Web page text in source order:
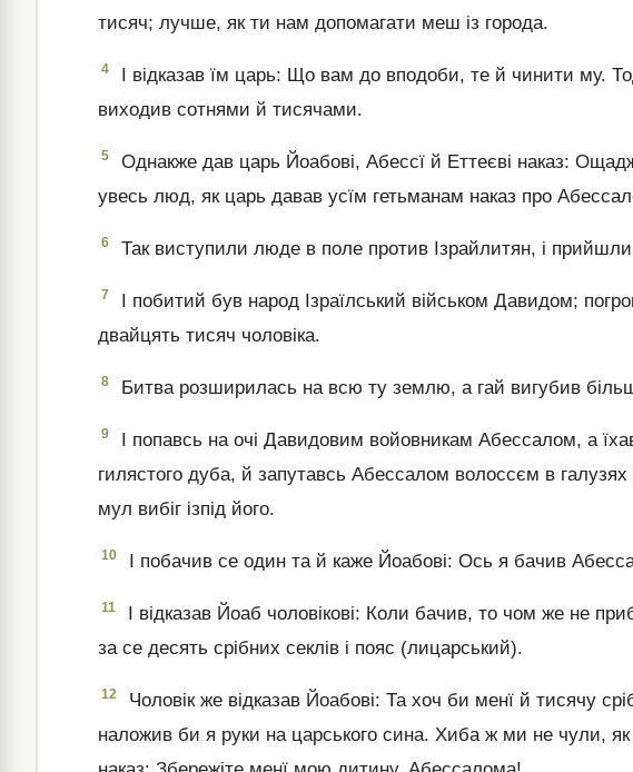
тисяч; лучше, як ти нам допомагати меш із города.
4
І відказав їм царь: Що вам до вподоби, те й чинити му.
виходив сотнями й тисячами.
5
Однакже дав царь Йоабові, Абессї й Еттеєві наказ:
увесь люд, як царь давав усїм гетьманам наказ про
6 Так виступили люде в поле против Ізрайлитян, і
7
І побитий був народ Ізраїлський військом Давидом;
двайцять тисяч чоловіка.
8 Битва розширилась на всю ту землю, а гай вигубив
9
І попавсь на очі Давидовим войовникам Абессалом, а
гилястого дуба, й запутавсь Абессалом волоссєм в
мул вибіг ізпід його.
10 І побачив се один та й каже Йоабові: Ось я бачив
11
І відказав Йоаб чоловікові: Коли бачив, то чом же не
за се десять срібних секлів і пояс (лицарський).
12
Чоловік же відказав Йоабові: Та хоч би менї й тисячу
наложив би я руки на царського сина. Хиба ж ми не чули, як